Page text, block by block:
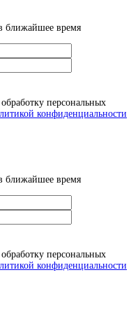
ближайшее время
персональных
конфиденциальности
ближайшее время
персональных
конфиденциальности